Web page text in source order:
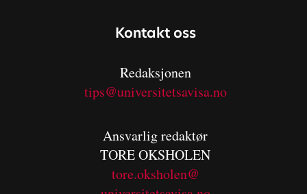
Kontakt oss
Redaksjonen
tips@universitetsavisa.no
Ansvarlig redaktør
TORE OKSHOLEN
tore.oksholen@